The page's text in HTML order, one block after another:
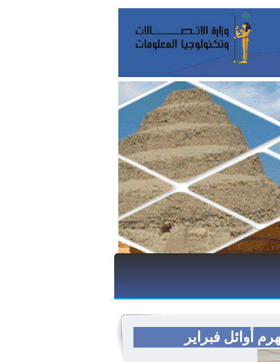
أوائل فبراير